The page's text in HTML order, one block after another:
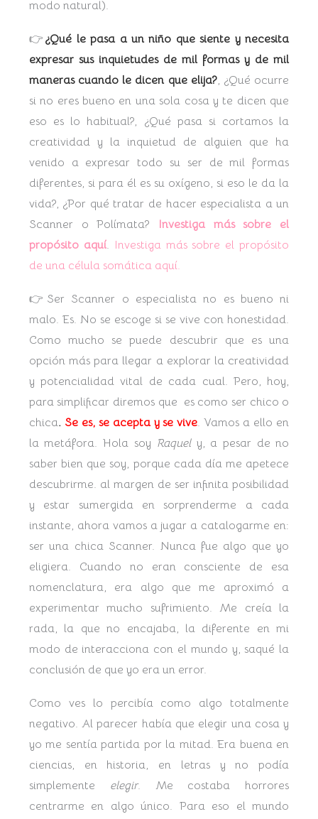
modo natural).
👉 ¿Qué le pasa a un niño que siente y necesita
expresar sus inquietudes de mil formas y de mil
maneras cuando le dicen que elija?, ¿Qué ocurre
si no eres bueno en una sola cosa y te dicen que
eso es lo habitual?, ¿Qué pasa si cortamos la
creatividad y la inquietud de alguien que ha
venido a expresar todo su ser de mil formas
diferentes, si para él es su oxígeno, si eso le da la
vida?, ¿Por qué tratar de hacer especialista a un
Scanner o Polímata? Investiga más sobre el
propósito aquí. Investiga más sobre el propósito
de una célula somática aquí.
👉Ser Scanner o especialista no es bueno ni
malo. Es. No se escoge si se vive con honestidad.
Como mucho se puede descubrir que es una
opción más para llegar a explorar la creatividad
y potencialidad vital de cada cual. Pero, hoy,
para simplificar diremos que es como ser chico o
chica.Se es, se acepta y se vive. Vamos a ello en
la metáfora. Hola soy Raquely, a pesar de no
saber bien que soy, porque cada día me apetece
descubrirme. al margen de ser infinita posibilidad
y estar sumergida en sorprenderme a cada
instante, ahora vamos a jugar a catalogarme en:
ser una chica Scanner. Nunca fue algo que yo
eligiera. Cuando no eran consciente de esa
nomenclatura, era algo que me aproximó a
experimentar mucho sufrimiento. Me creía la
rada, la que no encajaba, la diferente en mi
modo de interacciona con el mundo y, saqué la
conclusión de que yo era un error.
Como ves lo percibía como algo totalmente
negativo. Al parecer había que elegir una cosa y
yo me sentía partida por la mitad. Era buena en
ciencias, en historia, en letras y no podía
simplemente elegir. Me costaba horrores
centrarme en algo único. Para eso el mundo